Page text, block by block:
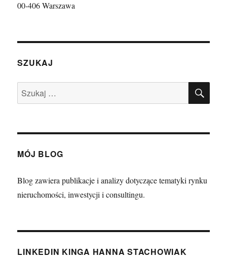
00-406 Warszawa
SZUKAJ
Szukaj:
MÓJ BLOG
Blog zawiera publikacje i analizy dotyczące tematyki rynku
nieruchomości, inwestycji i consultingu.
LINKEDIN KINGA HANNA STACHOWIAK